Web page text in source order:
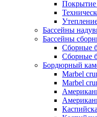
Бассейны
Бассейны
Сборные
Сборные
Бордюрный
Marbel
Marbel